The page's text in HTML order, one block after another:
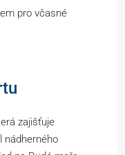
pro včasné
zajišťuje
nádherného